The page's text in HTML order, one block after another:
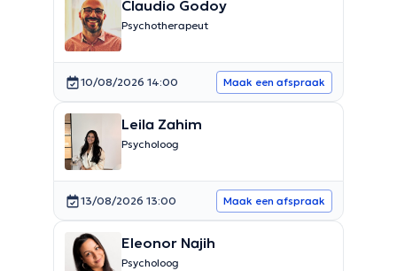
Claudio Godoy
Psychotherapeut
10/08/2026 14:00 Maak een afspraak
Leila Zahim
Psycholoog
13/08/2026 13:00 Maak een afspraak
Eleonor Najih
Psycholoog